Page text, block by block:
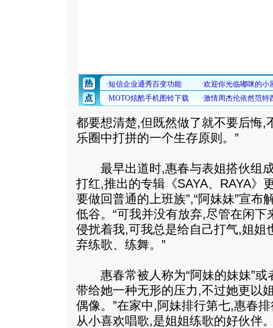
都要想清楚,但既然做了就不要后悔,
乐圈中打拼的一个生存原则。”
最早出道时,惠春与表姐搭伙组成
打红,推出的专辑《SAYA、RAYA》
要做回普通的上班族”,“阿妹妹”宣布
低谷。“可我并没有放弃,尽管在闲
侵扰着我,可我总是给自己打气,姐姐
弃练歌、练舞。”
惠春常被人称为“阿妹的妹妹”或
带给她一种无形的压力,不过她更以
偶像。”在家中,阿妹排行第七,惠春
从小喜欢唱歌,是姐姐练歌的好伙伴